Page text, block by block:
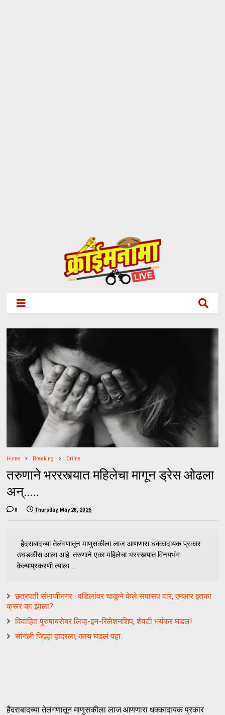
Home Breaking Crime
तरुणाने भररस्त्यात महिलेचा मागून ड्रेस ओढला
अन्.....
0 Thursday, May 28, 2026
हैदराबादच्या तेलंगणातून माणुसकीला लाज आणणारा धक्कादायक प्रकार
उघडकीस आला आहे. तरुणाने एका महिलेचा भररस्त्यात विनयभंग
केल्याप्रकरणी त्याला ...
छत्रपती संभाजीनगर : वडिलांवर चाकूने केले सपासप वार, एमआर इतका
क्रूर का झाला?
विवाहित पुरुषाबरोबर लिव्ह-इन-रिलेशनशिप, शेवटी भयंकर घडलं!
सांगली जिल्हा हादरला, काय घडलं पहा.
हैदराबादच्या तेलंगणातून माणुसकीला लाज आणणारा धक्कादायक प्रकार